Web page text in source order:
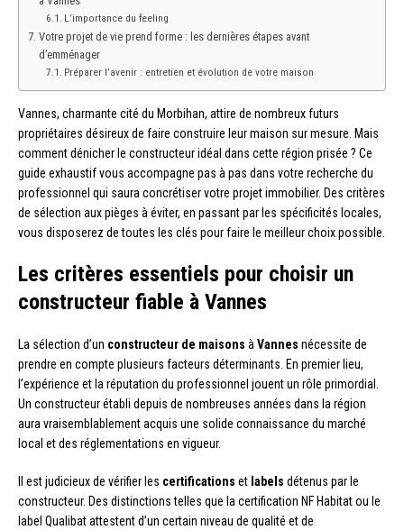
L’importance du feeling
Votre projet de vie prend forme : les dernières étapes avant
d’emménager
Préparer l’avenir : entretien et évolution de votre maison
Vannes, charmante cité du Morbihan, attire de nombreux futurs
propriétaires désireux de faire construire leur maison sur mesure. Mais
comment dénicher le constructeur idéal dans cette région prisée ? Ce
guide exhaustif vous accompagne pas à pas dans votre recherche du
professionnel qui saura concrétiser votre projet immobilier. Des critères
de sélection aux pièges à éviter, en passant par les spécificités locales,
vous disposerez de toutes les clés pour faire le meilleur choix possible.
Les critères essentiels pour choisir un
constructeur fiable à Vannes
La sélection d’un constructeur de maisons à Vannes nécessite de
prendre en compte plusieurs facteurs déterminants. En premier lieu,
l’expérience et la réputation du professionnel jouent un rôle primordial.
Un constructeur établi depuis de nombreuses années dans la région
aura vraisemblablement acquis une solide connaissance du marché
local et des réglementations en vigueur.
Il est judicieux de vérifier les certifications et labels détenus par le
constructeur. Des distinctions telles que la certification NF Habitat ou le
label Qualibat attestent d’un certain niveau de qualité et de